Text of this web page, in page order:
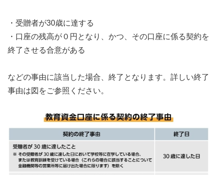
・受贈者が30歳に達する
・口座の残高が０円となり、かつ、その口座に係る契約を
終了させる合意がある
などの事由に該当した場合、終了となります。詳しい終了
事由は図をご参照ください。